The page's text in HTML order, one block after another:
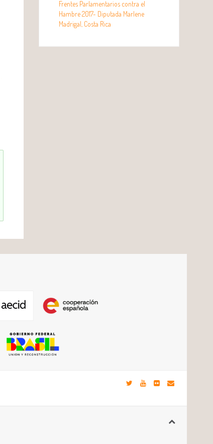
Frentes Parlamentarios contra el
Hambre 2017- Diputada Marlene
Madrigal, Costa Rica